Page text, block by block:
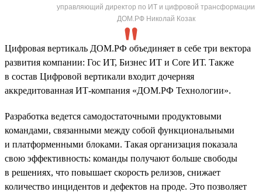
управляющий директор по ИТ и цифровой трансформации
ДОМ.РФ Николай Козак
Цифровая вертикаль ДОМ.РФ объединяет в себе три вектора
развития компании: Гос ИТ, Бизнес ИТ и Core ИТ. Также
в состав Цифровой вертикали входит дочерняя
аккредитованная ИТ-компания «ДОМ.РФ Технологии».
Разработка ведется самодостаточными продуктовыми
командами, связанными между собой функциональными
и платформенными блоками. Такая организация показала
свою эффективность: команды получают больше свободы
в решениях, что повышает скорость релизов, снижает
количество инцидентов и дефектов на проде. Это позволяет